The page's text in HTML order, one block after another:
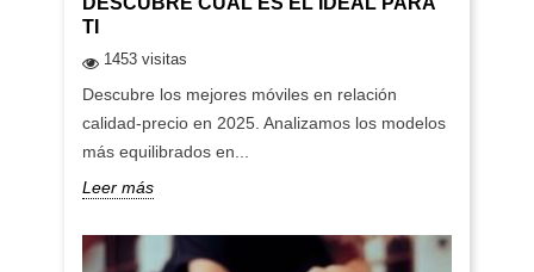
TI
1453 visitas
Descubre los mejores móviles en relación
calidad-precio en 2025. Analizamos los modelos
más equilibrados en...
Leer más